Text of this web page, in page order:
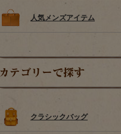
人気メンズアイテム
カテゴリーで探す
クラシックバッグ